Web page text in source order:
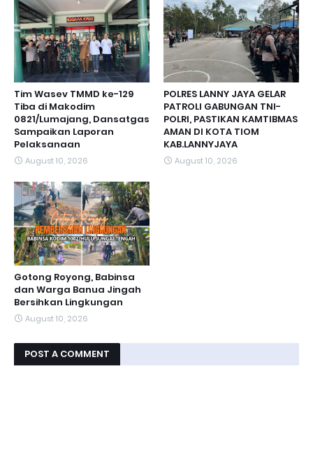
Tim Wasev TMMD ke-129
Tiba di Makodim
0821/Lumajang, Dansatgas
Sampaikan Laporan
Pelaksanaan
August 10, 2026
POLRES LANNY JAYA GELAR
PATROLI GABUNGAN TNI-
POLRI, PASTIKAN KAMTIBMAS
AMAN DI KOTA TIOM
KAB.LANNYJAYA
August 10, 2026
Gotong Royong, Babinsa
dan Warga Banua Jingah
Bersihkan Lingkungan
August 10, 2026
POST A COMMENT